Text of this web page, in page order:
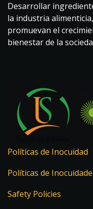
Desarrollar
la industria
promuevan el
bienestar de la
Políticas de Inocuidad
Políticas de Inocuidade
Safety Policies